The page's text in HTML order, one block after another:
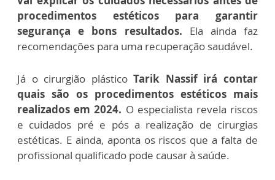
procedimentos estéticos para garantir
segurança e bons resultados. Ela ainda faz
recomendações para uma recuperação saudável.
Já o cirurgião plásticoTarik Nassif irá contar
quais são os procedimentos estéticos mais
realizados em 2024. O especialista revela riscos
e cuidados pré e pós a realização de cirurgias
estéticas. E ainda, aponta os riscos que a falta de
profissional qualificado pode causar à saúde.